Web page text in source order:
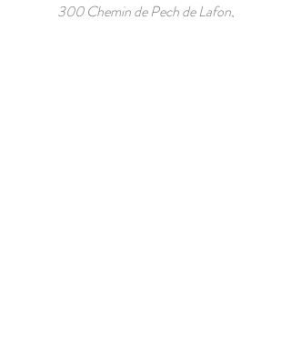
300 Chemin de Pech de Lafon,